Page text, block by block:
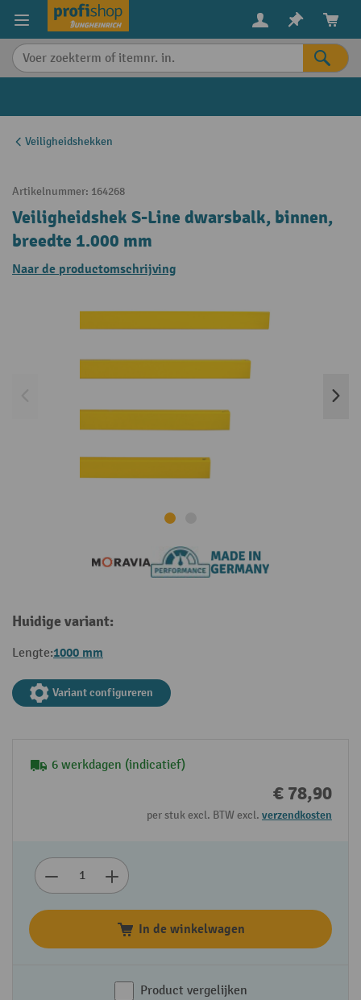
content
Veiligheidshekken
Artikelnummer: 164268
Veiligheidshek S-Line dwarsbalk, binnen,
breedte 1.000 mm
Naar de productomschrijving
Huidige variant:
Lengte:1000 mm
Variant configureren
6 werkdagen (indicatief)
€ 78,90
per stuk excl. BTW excl. verzendkosten
In de winkelwagen
Product vergelijken